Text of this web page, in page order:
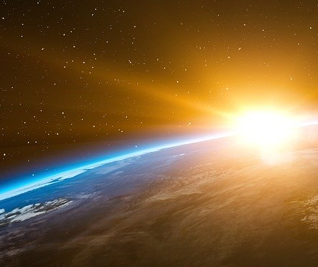
Le Responsable Éditorial est le Professeur
Liens), en sa qualité de Directeur Scientifique
Déclaration de Liens d’intérêts
Liens d’intérêt communs :
Tout partenariat ou soutien d’une
d’intérêt indirect pour les professionnels
indirectement liée à GPR.
Ces liens, communs, sont à la date du
années :
– Bayer
– Daïchi-Sankyo